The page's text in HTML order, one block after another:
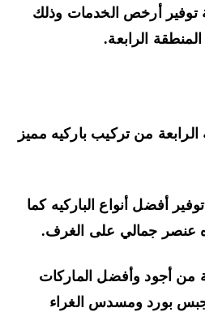
أرخص الخدمات وذلك
الرابعة.
من تركيب باركيه مميز
أنواع الباركيه كما
جمالي على الغرف.
أجود وأفضل الماركات
بورد ومسدس الغراء